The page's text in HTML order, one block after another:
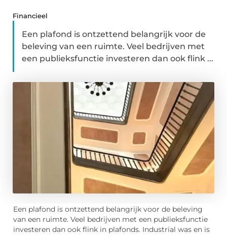
Financieel
Een plafond is ontzettend belangrijk voor de
beleving van een ruimte. Veel bedrijven met
een publieksfunctie investeren dan ook flink ...
Een plafond is ontzettend belangrijk voor de beleving
van een ruimte. Veel bedrijven met een publieksfunctie
investeren dan ook flink in plafonds. Industrial was en is